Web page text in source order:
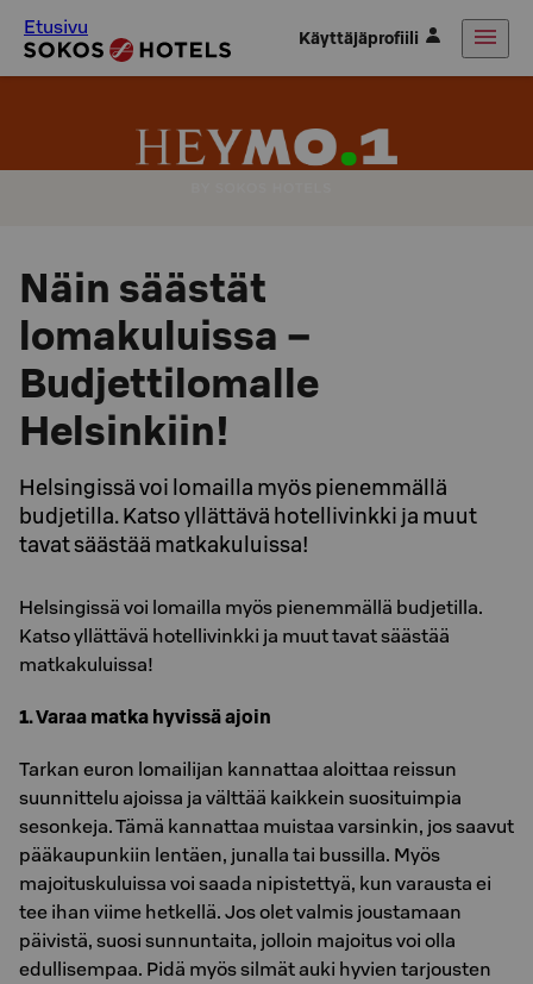
Etusivu Käyttäjäprofiili
Näin säästät
lomakuluissa –
Budjettilomalle
Helsinkiin!
Helsingissä voi lomailla myös pienemmällä
budjetilla. Katso yllättävä hotellivinkki ja muut
tavat säästää matkakuluissa!
Helsingissä voi lomailla myös pienemmällä budjetilla.
Katso yllättävä hotellivinkki ja muut tavat säästää
matkakuluissa!
1. Varaa matka hyvissä ajoin
Tarkan euron lomailijan kannattaa aloittaa reissun
suunnittelu ajoissa ja välttää kaikkein suosituimpia
sesonkeja. Tämä kannattaa muistaa varsinkin, jos saavut
pääkaupunkiin lentäen, junalla tai bussilla. Myös
majoituskuluissa voi saada nipistettyä, kun varausta ei
tee ihan viime hetkellä. Jos olet valmis joustamaan
päivistä, suosi sunnuntaita, jolloin majoitus voi olla
edullisempaa. Pidä myös silmät auki hyvien tarjousten